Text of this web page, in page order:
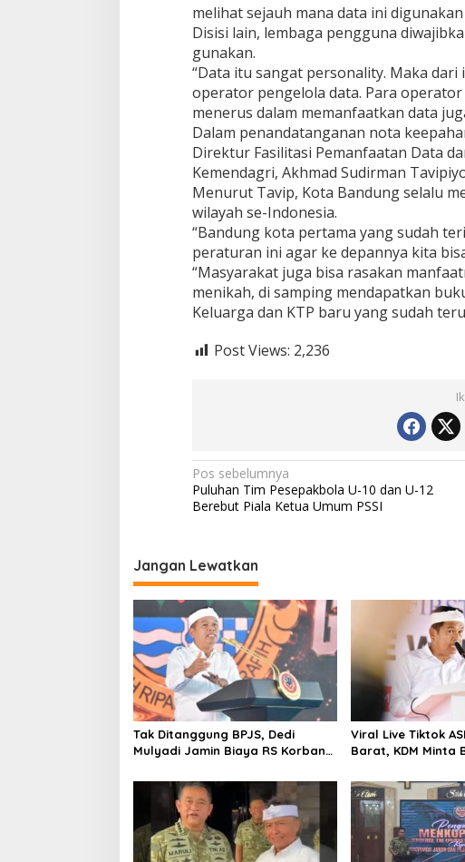
melihat sejauh mana data ini
Disisi lain, lembaga pengguna
gunakan.
“Data itu sangat personality. Maka
operator pengelola data. Para
menerus dalam memanfaatkan data
Dalam penandatanganan nota
Direktur Fasilitasi Pemanfaatan Data
Kemendagri, Akhmad Sudirman
Menurut Tavip, Kota Bandung selalu
wilayah se-Indonesia.
“Bandung kota pertama yang sudah
peraturan ini agar ke depannya kita
“Masyarakat juga bisa rasakan
menikah, di samping mendapatkan
Keluarga dan KTP baru yang sudah
Post Views: 2,236
N
a
i
g
a
s
i
p
o
s
Pos sebelumnya
Puluhan Tim Pesepakbola U-10 dan U-12
Berebut Piala Ketua Umum PSSI
Jangan Lewatkan
Tak Ditanggung BPJS, Dedi
Mulyadi Jamin Biaya RS Korban
Jabar
Viral Live Tiktok
Barat, KDM Minta